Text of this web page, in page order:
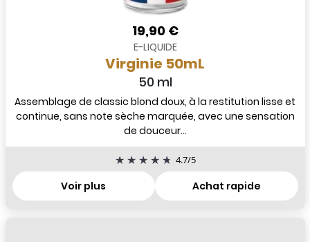
19,90 €
E-LIQUIDE
Virginie 50mL
50 ml
Assemblage de classic blond doux, à la restitution lisse et
continue, sans note sèche marquée, avec une sensation
de douceur...
4.7/5
Voir plus Achat rapide